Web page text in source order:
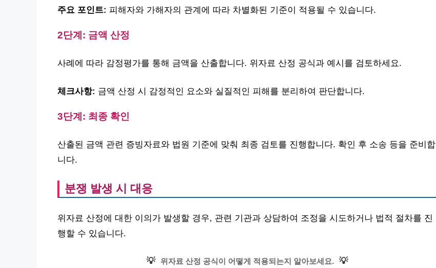
주요 포인트: 피해자와 가해자의 관계에 따라 차별화된 기준이 적용될 수 있습니다.
2단계: 금액 산정
사례에 따라 감정평가를 통해 금액을 산출합니다. 위자료 산정 공식과 예시를 검토하세요.
체크사항: 금액 산정 시 감정적인 요소와 실질적인 피해를 분리하여 판단합니다.
3단계: 최종 확인
산출된 금액 관련 증빙자료와 법원 기준에 맞춰 최종 검토를 진행합니다. 확인 후 소송 등을 준비합
니다.
분쟁 발생 시 대응
위자료 산정에 대한 이의가 발생할 경우, 관련 기관과 상담하여 조정을 시도하거나 법적 절차를 진
행할 수 있습니다.
💡 위자료 산정 공식이 어떻게 적용되는지 알아보세요. 💡